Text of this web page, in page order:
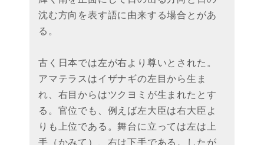
沈む方向を表す語に由来する場合とがあ
る。
古く日本では左が右より尊いとされた。
アマテラスはイザナギの左目から生ま
れ、右目からはツクヨミが生まれたとす
る。官位でも、例えば左大臣は右大臣よ
りも上位である。舞台に立っては左は上
手（かみて）、右は下手である。したが